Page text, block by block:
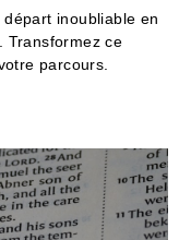
inoubliable en
Transformez ce
parcours.